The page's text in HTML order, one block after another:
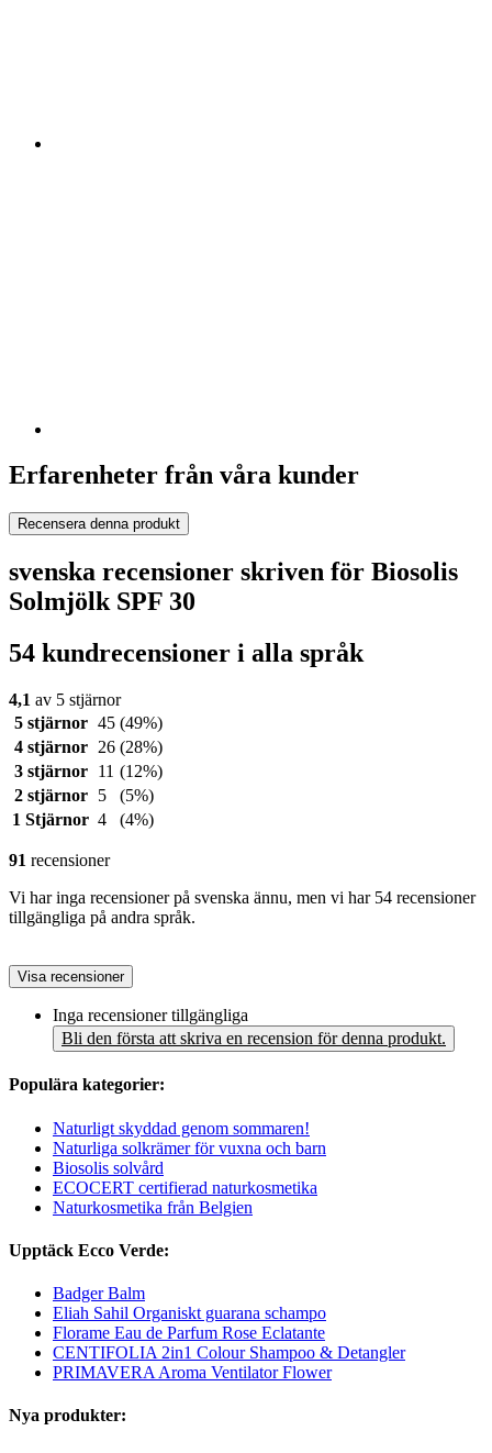
Erfarenheter från våra kunder
Recensera denna produkt
svenska recensioner skriven för Biosolis
Solmjölk SPF 30
54 kundrecensioner i alla språk
4,1 av 5 stjärnor
5 stjärnor 45 (49%)
4 stjärnor
26 (28%)
3 stjärnor
11 (12%)
2 stjärnor
5
(5%)
1 Stjärnor 4 (4%)
91 recensioner
Vi har inga recensioner på svenska ännu, men vi har 54 recensioner
tillgängliga på andra språk.
Visa recensioner
Inga recensioner tillgängliga
Bli den första att skriva en recension för denna produkt.
Populära kategorier:
Naturligt skyddad genom sommaren!
Naturliga solkrämer för vuxna och barn
Biosolis solvård
ECOCERT certifierad naturkosmetika
Naturkosmetika från Belgien
Upptäck Ecco Verde:
Badger Balm
Eliah Sahil Organiskt guarana schampo
Florame Eau de Parfum Rose Eclatante
CENTIFOLIA 2in1 Colour Shampoo & Detangler
PRIMAVERA Aroma Ventilator Flower
Nya produkter: